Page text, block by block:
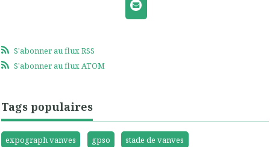
S'abonner au flux RSS
S'abonner au flux ATOM
Tags populaires
expograph vanves gpso
stade de vanves